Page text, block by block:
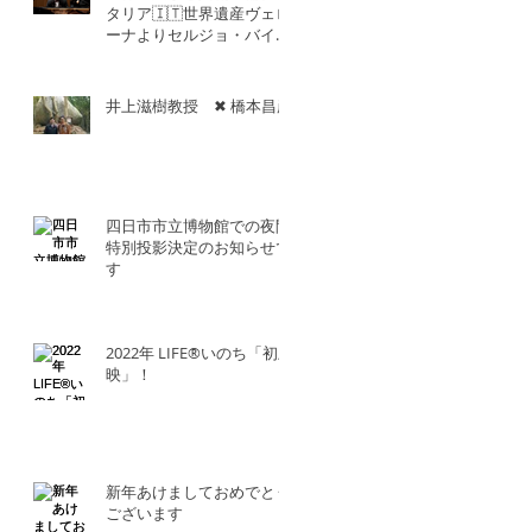
タリア🇮🇹世界遺産ヴェロ
ーナよりセルジョ・バイエ
井上滋樹教授 ✖︎ 橋本昌彦
四日市市立博物館での夜間
特別投影決定のお知らせで
す
2022年 LIFE®︎いのち「初上
映」！
新年あけましておめでとう
ございます